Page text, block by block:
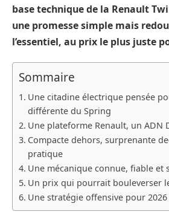
base technique de la Renault
une promesse simple mais
l’essentiel, au prix le plus juste
Sommaire
Une citadine électrique pensée
différente du Spring
Une plateforme Renault, un ADN
Compacte dehors, surprenante
pratique
Une mécanique connue, fiable et
Un prix qui pourrait bouleverser
Une stratégie offensive pour 2026